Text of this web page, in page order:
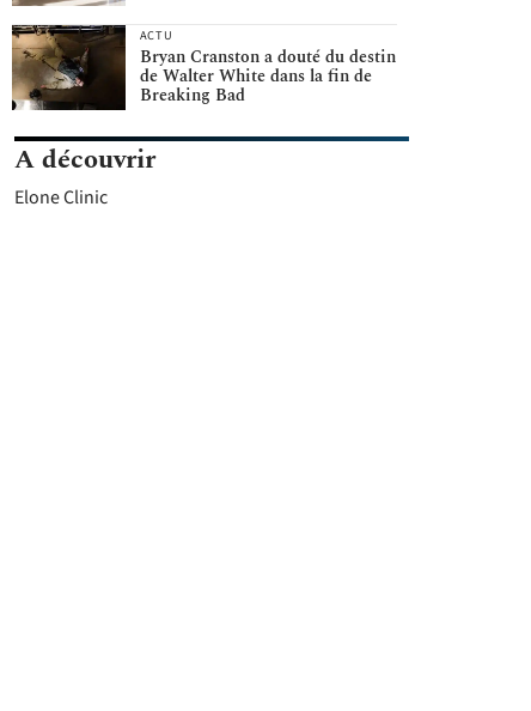
ACTU
Bryan Cranston a douté du destin
de Walter White dans la fin de
Breaking Bad
A découvrir
Elone Clinic